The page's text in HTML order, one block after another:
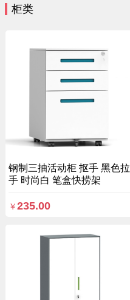
柜类
钢制三抽活动柜 抠手 黑色拉
手 时尚白 笔盒快捞架
393*500*6
￥ 235.00